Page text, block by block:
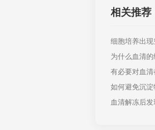
相关推荐
细胞培养出
为什么血清
有必要对血
如何避免沉
血清解冻后